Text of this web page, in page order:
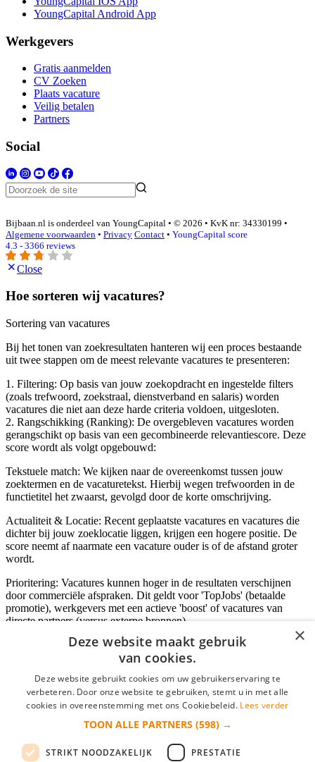
YoungCapital Android App
Werkgevers
Gratis aanmelden
CV Zoeken
Plaats vacature
Veilig betalen
Partners
Social
Bijbaan.nl is onderdeel van YoungCapital • © 2026 • KvK nr: 34330199 •
Algemene voorwaarden • Privacy Contact • YoungCapital score
4.3 - 3366 reviews
Close
Hoe sorteren wij vacatures?
Sortering van vacatures
Bij het tonen van zoekresultaten hanteren wij een proces bestaande
uit twee stappen om de meest relevante vacatures te presenteren:
1. Filtering: Op basis van jouw zoekopdracht en ingestelde filters
(zoals trefwoord, zoekstraal, dienstverband en salaris) worden
vacatures die niet aan deze harde criteria voldoen, uitgesloten.
2. Rangschikking (Ranking): De overgebleven vacatures worden
gerangschikt op basis van een gecombineerde relevantiescore. Deze
score wordt als volgt opgebouwd:
Tekstuele match: We kijken naar de overeenkomst tussen jouw
zoektermen en de vacaturetekst. Hierbij wegen trefwoorden in de
functietitel het zwaarst, gevolgd door de korte omschrijving.
Actualiteit & Locatie: Recent geplaatste vacatures en vacatures die
dichter bij jouw zoeklocatie liggen, krijgen een hogere positie. De
score neemt af naarmate een vacature ouder is of de afstand groter
wordt.
Prioritering: Vacatures kunnen hoger in de resultaten verschijnen
door commerciële afspraken. Dit geldt voor 'TopJobs' (betaalde
promotie), werkgevers met een actieve 'boost' of vacatures van
directe partners (versus externe bronnen).
Inloggen als bedrijf
*
login gegevens onthouden
×
Deze website maakt gebruik
van cookies.
Deze website gebruikt cookies om uw gebruikerservaring te
verbeteren. Door onze website te gebruiken, stemt u in met alle
cookies in overeenstemming met ons Cookiebeleid. Lees verder
TOON ALLE PARTNERS (598) →
STRIKT NOODZAKELIJK PRESTATIE